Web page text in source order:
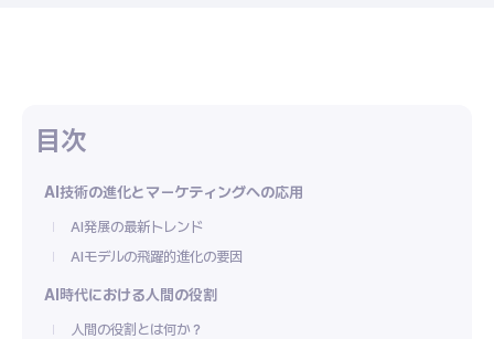
AI技術の進化とマーケティングへの応用
AI発展の最新トレンド
AIモデルの飛躍的進化の要因
AI時代における人間の役割
人間の役割とは何か？